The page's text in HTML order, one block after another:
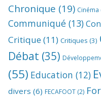
Chronique (19) Cinéma
Communiqué (13)
Critique(11) Critiques (3)
Débat (35)
(55) Education (12)
divers (6) FECAFOOT (2)